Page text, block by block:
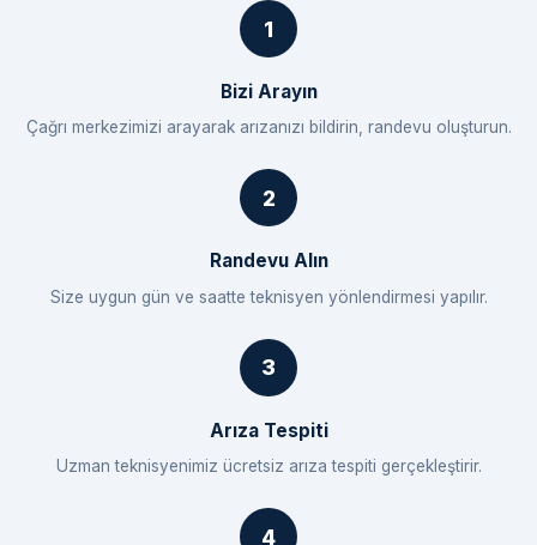
Bizi Arayın
Çağrı merkezimizi arayarak arızanızı bildirin, randevu oluşturun.
Randevu Alın
Size uygun gün ve saatte teknisyen yönlendirmesi yapılır.
Arıza Tespiti
Uzman teknisyenimiz ücretsiz arıza tespiti gerçekleştirir.